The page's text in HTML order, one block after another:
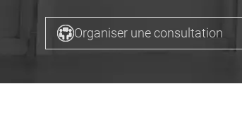
Organiser une consultation